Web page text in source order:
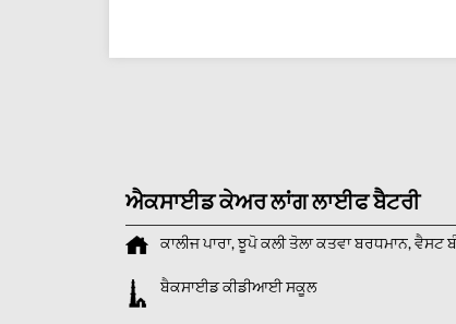
ਐਕਸਾਈਡ ਕੇਅਰ ਲਾਂਗ ਲਾਈਫ ਬੈਟਰੀ
ਕਾਲੀਜ ਪਾਰਾ, ਝੂਪੋ ਕਲੀ ਤੋਲਾ ਕਤਵਾਬਰਧਮਾਨ, ਵੈਸਟ
ਬੈਕਸਾਈਡ ਕੀਡੀਆਈ ਸਕੂਲ